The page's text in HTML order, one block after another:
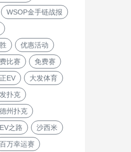
WSOP金手链战报
优惠活动
比赛 免费赛
EV 大发体育
扑克
德州扑克
之路 沙西米
百万幸运赛